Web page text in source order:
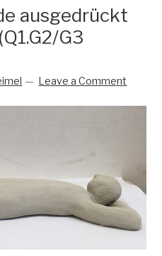
ausgedrückt
G3
Leave a Comment